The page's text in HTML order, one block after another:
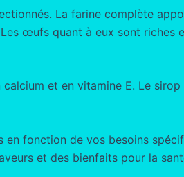
La farine complète
œufs quant à eux sont riches
et en vitamine E. Le sirop
fonction de vos besoins
et des bienfaits pour la